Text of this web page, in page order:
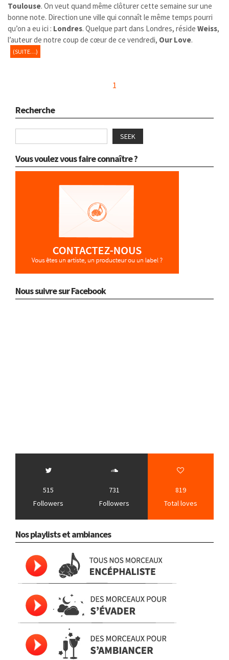
Toulouse. On veut quand même clôturer cette semaine sur une
bonne note. Direction une ville qui connaît le même temps pourri
qu’on a eu ici : Londres. Quelque part dans Londres, réside Weiss,
l’auteur de notre coup de cœur de ce vendredi, Our Love.
(SUITE…)
1
Recherche
SEEK
Vous voulez vous faire connaître ?
Nous suivre sur Facebook
515
Followers
731
Followers
819
Total loves
Nos playlists et ambiances